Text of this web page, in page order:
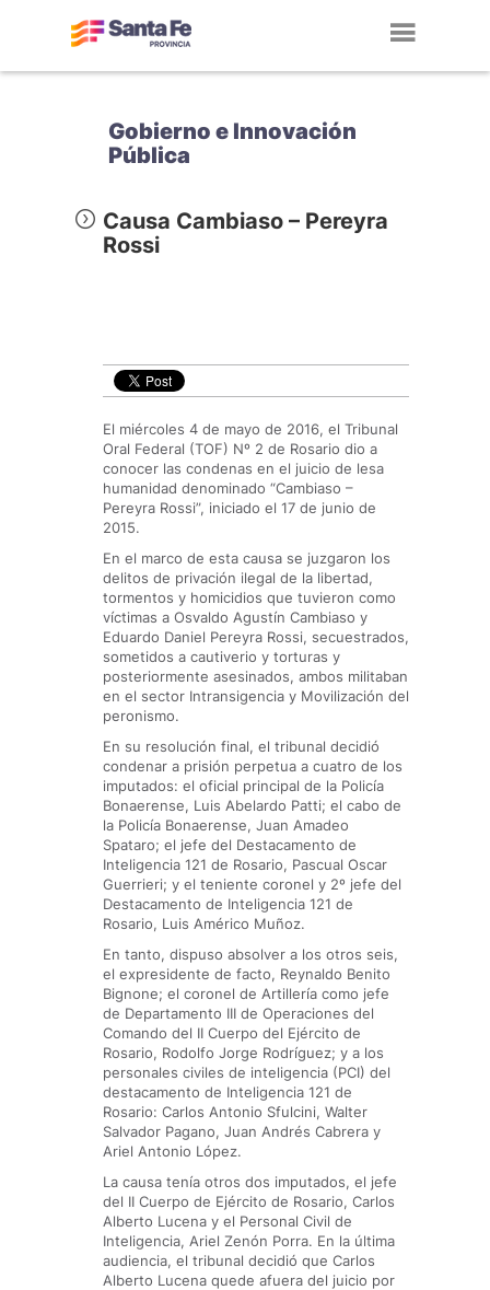
Gobierno e Innovación
Pública
Causa Cambiaso – Pereyra
Rossi
El miércoles 4 de mayo de 2016, el Tribunal
Oral Federal (TOF) Nº 2 de Rosario dio a
conocer las condenas en el juicio de lesa
humanidad denominado “Cambiaso –
Pereyra Rossi”, iniciado el 17 de junio de
2015.
En el marco de esta causa se juzgaron los
delitos de privación ilegal de la libertad,
tormentos y homicidios que tuvieron como
víctimas a Osvaldo Agustín Cambiaso y
Eduardo Daniel Pereyra Rossi, secuestrados,
sometidos a cautiverio y torturas y
posteriormente asesinados, ambos militaban
en el sector Intransigencia y Movilización del
peronismo.
En su resolución final, el tribunal decidió
condenar a prisión perpetua a cuatro de los
imputados: el oficial principal de la Policía
Bonaerense, Luis Abelardo Patti; el cabo de
la Policía Bonaerense, Juan Amadeo
Spataro; el jefe del Destacamento de
Inteligencia 121 de Rosario, Pascual Oscar
Guerrieri; y el teniente coronel y 2º jefe del
Destacamento de Inteligencia 121 de
Rosario, Luis Américo Muñoz.
En tanto, dispuso absolver a los otros seis,
el expresidente de facto, Reynaldo Benito
Bignone; el coronel de Artillería como jefe
de Departamento III de Operaciones del
Comando del II Cuerpo del Ejército de
Rosario, Rodolfo Jorge Rodríguez; y a los
personales civiles de inteligencia (PCI) del
destacamento de Inteligencia 121 de
Rosario: Carlos Antonio Sfulcini, Walter
Salvador Pagano, Juan Andrés Cabrera y
Ariel Antonio López.
La causa tenía otros dos imputados, el jefe
del II Cuerpo de Ejército de Rosario, Carlos
Alberto Lucena y el Personal Civil de
Inteligencia, Ariel Zenón Porra. En la última
audiencia, el tribunal decidió que Carlos
Alberto Lucena quede afuera del juicio por